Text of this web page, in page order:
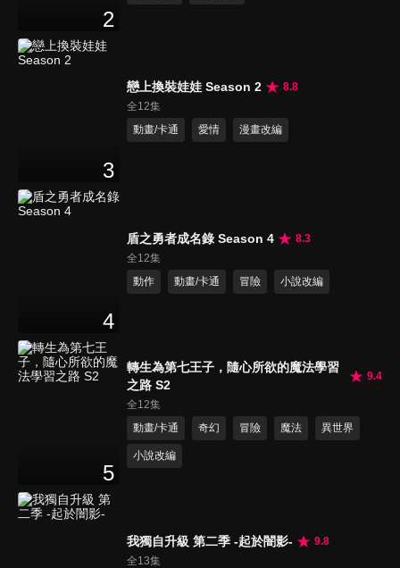
2
3
戀上換裝娃娃 Season 2
8.8
全12集
動畫/卡通
愛情 漫畫改編
4
盾之勇者成名錄 Season 4
8.3
全12集
動作
動畫/卡通 冒險 小說改編
5
轉生為第七王子，隨心所欲的魔法學習
之路 S2
9.4
全12集
動畫/卡通
奇幻 冒險 魔法 異世界
小說改編
我獨自升級 第二季 -起於闇影-
9.8
全13集